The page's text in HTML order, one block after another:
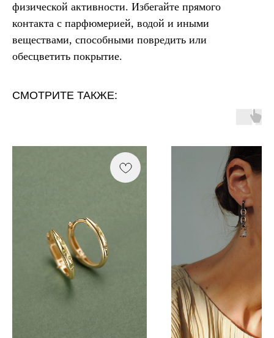
физической активности. Избегайте прямого
контакта с парфюмерией, водой и иными
веществами, способными повредить или
обесцветить покрытие.
СМОТРИТЕ ТАКЖЕ: